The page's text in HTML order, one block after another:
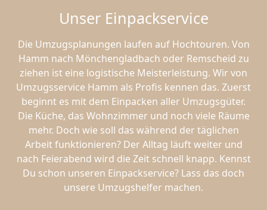
Unser Einpackservice
Die Umzugsplanungen laufen auf Hochtouren. Von
Hamm nach Mönchen­gladbach oder Remscheid zu
ziehen ist eine logistische Meisterleistung. Wir von
Umzugsservice Hamm als Profis kennen das. Zuerst
beginnt es mit dem Einpacken aller Umzugsgüter.
Die Küche, das Wohnzimmer und noch viele Räume
mehr. Doch wie soll das während der täglichen
Arbeit funktionieren? Der Alltag läuft weiter und
nach Feierabend wird die Zeit schnell knapp. Kennst
Du schon unseren Einpackservice? Lass das doch
unsere Umzugshelfer machen.